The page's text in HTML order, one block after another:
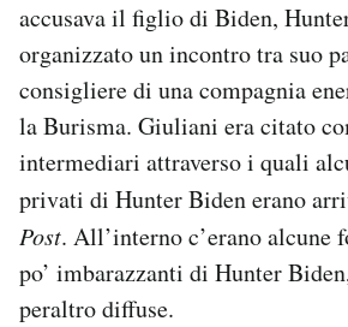
accusava il figlio di Biden,
organizzato un incontro tra suo
consigliere di una compagnia
la Burisma. Giuliani era citato
intermediari attraverso i quali
privati di Hunter Biden erano
Post. All’interno c’erano alcune
po’ imbarazzanti di Hunter
peraltro diffuse.